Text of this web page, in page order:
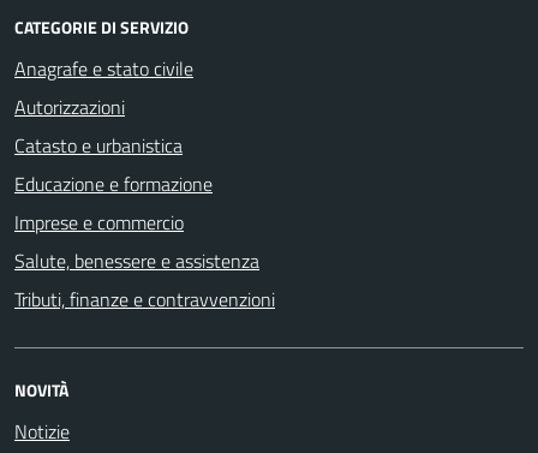
CATEGORIE DI SERVIZIO
Anagrafe e stato civile
Autorizzazioni
Catasto e urbanistica
Educazione e formazione
Imprese e commercio
Salute, benessere e assistenza
Tributi, finanze e contravvenzioni
NOVITÀ
Notizie